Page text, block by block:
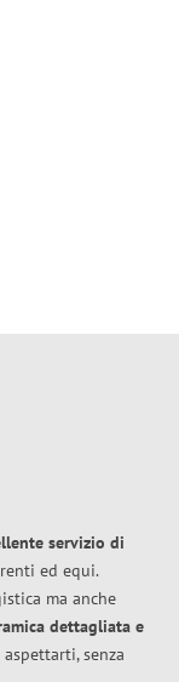
servizio di
ed equi.
ma anche
dettagliata e
senza